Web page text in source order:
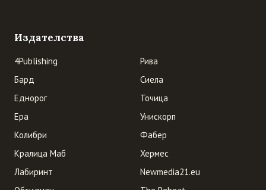
Издателства
4Publishing
Бард
Еднорог
Ера
Колибри
Кралица Маб
Лабиринт
Рива
Сиела
Точица
Унискорп
Фабер
Хермес
Newmedia21.eu